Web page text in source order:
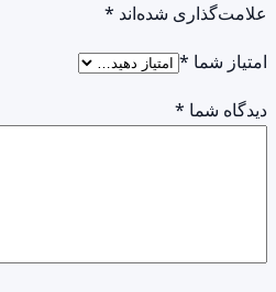
علامت‌گذاری شده‌اند *
امتیاز شما *
دیدگاه شما *